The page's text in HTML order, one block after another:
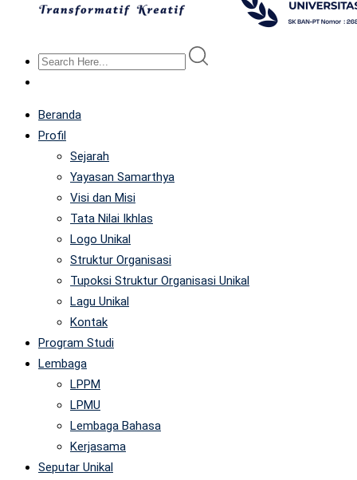
Beranda
Profil
Sejarah
Yayasan Samarthya
Visi dan Misi
Tata Nilai Ikhlas
Logo Unikal
Struktur Organisasi
Tupoksi Struktur Organisasi Unikal
Lagu Unikal
Kontak
Program Studi
Lembaga
LPPM
LPMU
Lembaga Bahasa
Kerjasama
Seputar Unikal